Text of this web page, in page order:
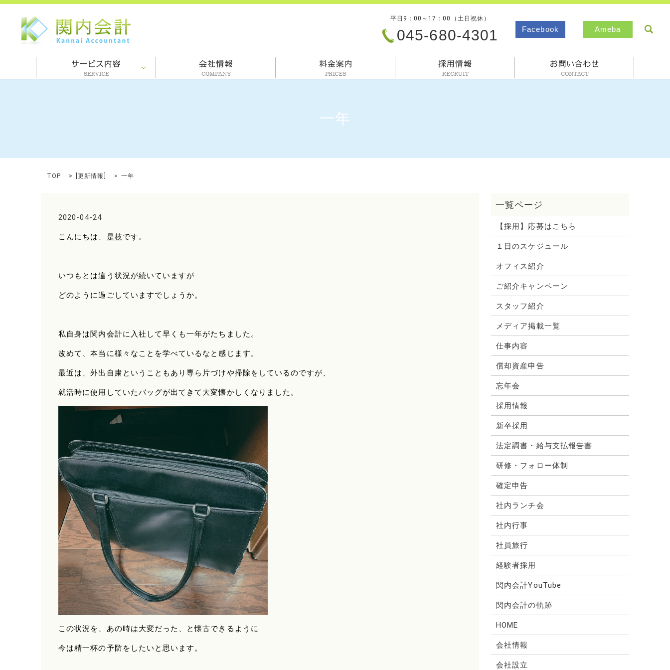
平日9：00～17：00（土日祝休）
045-680-4301 Facebook Ameba
一年
TOP [更新情報 一年
2020-04-24
こんにちは、 是枝です。
いつもとは違う状況が続いていますが
どのように過ごしていますでしょうか。
私自身は関内会計に入社して早くも一年がたちました。
改めて、本当に様々なことを学べているなと感じます。
最近は、外出自粛ということもあり専ら片づけや掃除をしているのですが、
就活時に使用していたバッグが出てきて大変懐かしくなりました。
この状況を、あの時は大変だった、と懐古できるように
今は精一杯の予防をしたいと思います。
【採用】応募はこちら
１日のスケジュール
オフィス紹介
ご紹介キャンペーン
スタッフ紹介
メディア掲載一覧
仕事内容
償却資産申告
忘年会
採用情報
新卒採用
法定調書・給与支払報告書
研修・フォロー体制
確定申告
社内ランチ会
社内行事
社員旅行
経験者採用
関内会計YouTube
関内会計の軌跡
HOME
会社情報
会社設立